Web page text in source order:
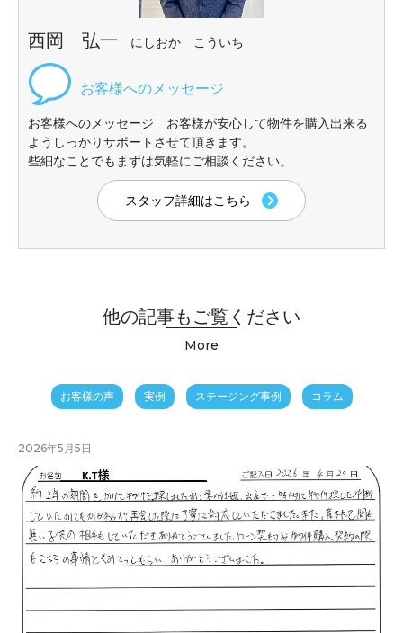
西岡 弘一 にしおか こういち
お客様へのメッセージ お客様が安心して物件を購入出来る
ようしっかりサポートさせて頂きます。
些細なことでもまずは気軽にご相談ください。
スタッフ詳細はこちら
他の記事もご覧ください
More
お客様の声 実例 ステージング事例 コラム
2026年5月5日